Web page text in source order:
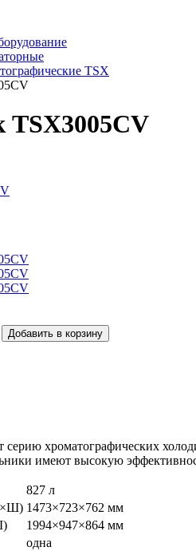
TSX
TSX3005CV
Добавить в корзину
серию хроматографических
имеют высокую
827 л
1473×723×762 мм
1994×947×864 мм
одна